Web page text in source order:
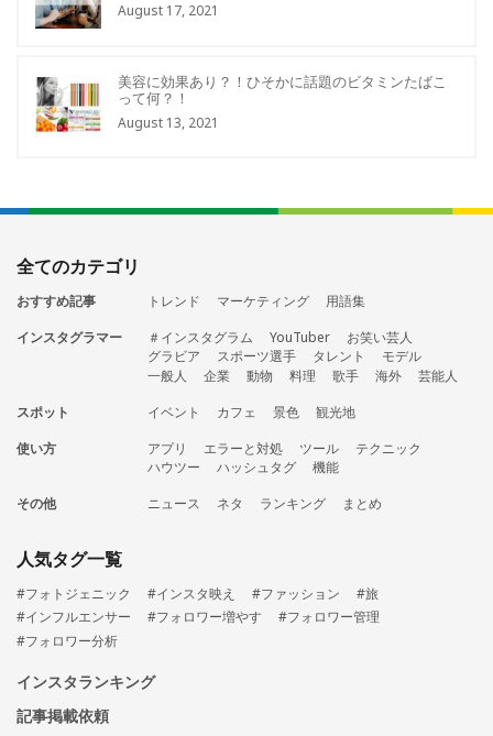
August 17, 2021
美容に効果あり？！ひそかに話題のビタミンたばこ
って何？！
August 13, 2021
全てのカテゴリ
おすすめ記事 トレンド マーケティング
用語集
インスタグラマー
＃インスタグラム YouTuber
お笑い芸人
グラビア
スポーツ選手 タレント
モデル
一般人
企業 動物 料理 歌手 海外
芸能人
スポット
イベント カフェ 景色
観光地
使い方
アプリ エラーと対処 ツール
テクニック
ハウツー
ハッシュタグ
機能
その他
ニュース ネタ ランキング まとめ
人気タグ一覧
#フォトジェニック #インスタ映え #ファッション
#旅
#インフルエンサー
#フォロワー増やす
#フォロワー管理
#フォロワー分析
インスタランキング
記事掲載依頼